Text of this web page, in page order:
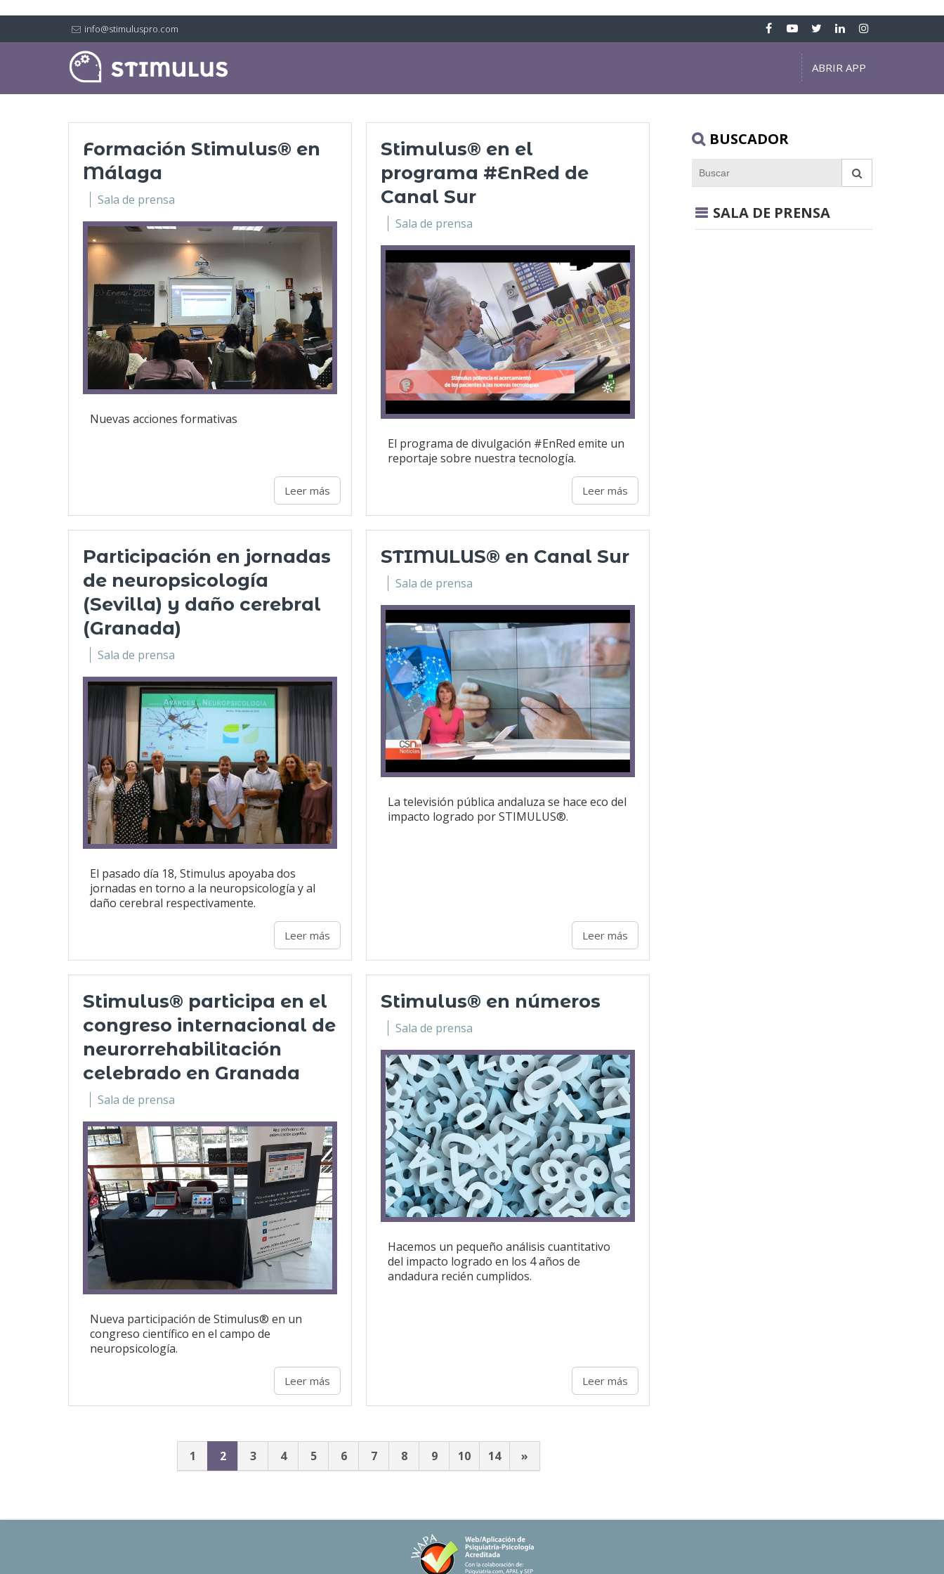
info@stimuluspro.com
ABRIR APP
Formación Stimulus® en
Málaga
Sala de prensa
Nuevas acciones formativas
Leer más
Stimulus® en el
programa #EnRed de
Canal Sur
Sala de prensa
El programa de divulgación #EnRed emite un
reportaje sobre nuestra tecnología.
Leer más
Participación en jornadas
de neuropsicología
(Sevilla) y daño cerebral
(Granada)
Sala de prensa
El pasado día 18, Stimulus apoyaba dos
jornadas en torno a la neuropsicología y al
daño cerebral respectivamente.
Leer más
STIMULUS® en Canal Sur
Sala de prensa
La televisión pública andaluza se hace eco del
impacto logrado por STIMULUS®.
Leer más
Stimulus® participa en el
congreso internacional de
neurorrehabilitación
celebrado en Granada
Sala de prensa
Nueva participación de Stimulus® en un
congreso científico en el campo de
neuropsicología.
Leer más
Stimulus® en números
Sala de prensa
Hacemos un pequeño análisis cuantitativo
del impacto logrado en los 4 años de
andadura recién cumplidos.
Leer más
1 2 3 4 5 6 7 8 9 10 14 »
BUSCADOR
SALA DE PRENSA